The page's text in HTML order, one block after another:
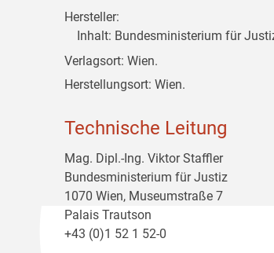
Hersteller:
Inhalt: Bundesministerium für
Verlagsort: Wien.
Herstellungsort: Wien.
Technische Leitung
Mag. Dipl.-Ing. Viktor Staffler
Bundesministerium für Justiz
1070 Wien, Museumstraße 7
Palais Trautson
+43 (0)1 52 1 52-0